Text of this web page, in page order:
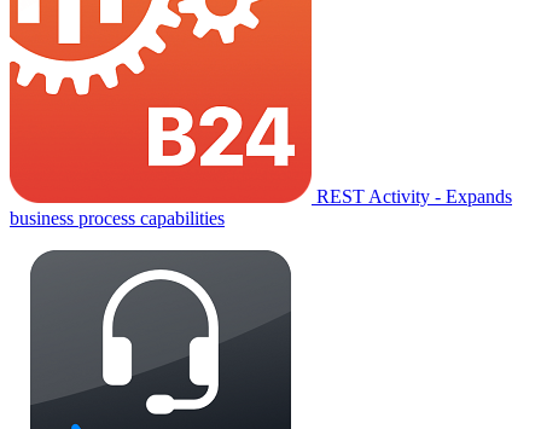
REST Activity - Expands
business process capabilities